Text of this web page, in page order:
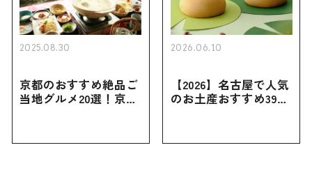
2025.08.30
京都のおすすめ絶品ご
当地グルメ20選！京都
2026.06.10
【2026】名古屋で人気
のお土産おすすめ39選
お土産・ばらまき用ま